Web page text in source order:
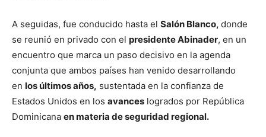
A seguidas, fue conducido hasta el Salón Blanco, donde
se reunió en privado con el presidente Abinader, en un
encuentro que marca un paso decisivo en la agenda
conjunta que ambos países han venido desarrollando
en los últimos años, sustentada en la confianza de
Estados Unidos en los avances logrados por República
Dominicana en materia de seguridad regional.